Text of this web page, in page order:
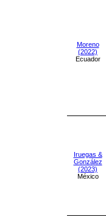
Moreno
(2022)
Ecuador
Iruegas &
González
(2023)
México